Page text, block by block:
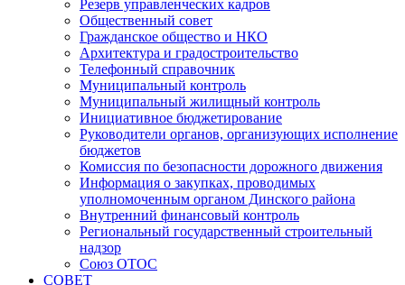
Резерв управленческих кадров
Общественный совет
Гражданское общество и НКО
Архитектура и градостроительство
Телефонный справочник
Муниципальный контроль
Муниципальный жилищный контроль
Инициативное бюджетирование
Руководители органов, организующих исполнение
бюджетов
Комиссия по безопасности дорожного движения
Информация о закупках, проводимых
уполномоченным органом Динского района
Внутренний финансовый контроль
Региональный государственный строительный
надзор
Союз ОТОС
СОВЕТ